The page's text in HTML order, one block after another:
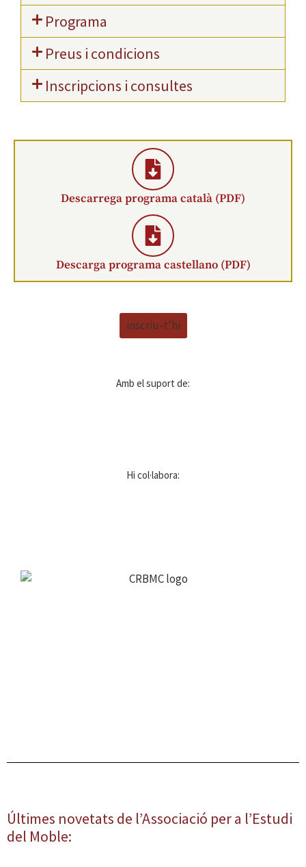
Programa
Preus i condicions
Inscripcions i consultes
Descarrega programa català (PDF)
Descarga programa castellano (PDF)
inscriu-t'hi
Amb el suport de:
Hi col·labora:
Últimes novetats de l’Associació per a l’Estudi
del Moble: